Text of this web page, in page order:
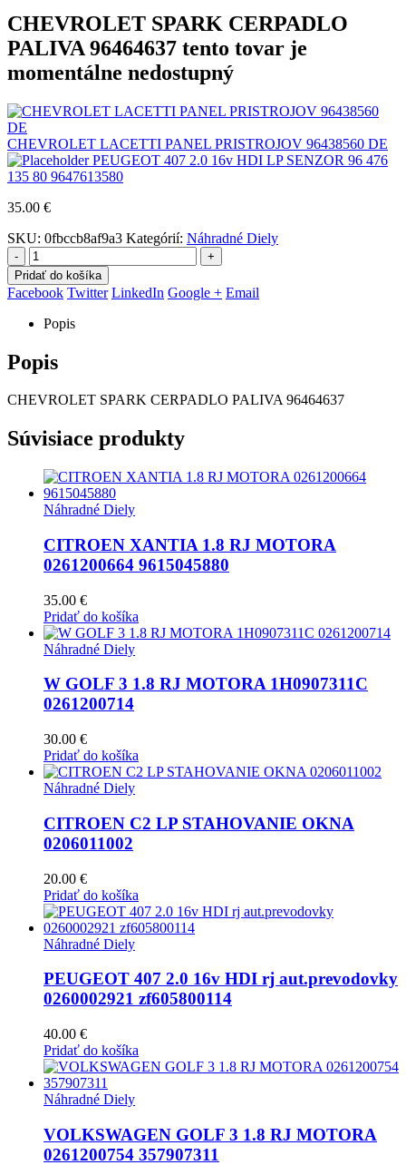
CHEVROLET SPARK CERPADLO
PALIVA 96464637 tento tovar je
momentálne nedostupný
CHEVROLET LACETTI PANEL PRISTROJOV 96438560 DE
PEUGEOT 407 2.0 16v HDI LP SENZOR 96 476
135 80 9647613580
35.00 €
SKU: 0fbccb8af9a3 Kategórií: Náhradné Diely
-
+
Pridať do košíka
Facebook Twitter LinkedIn Google + Email
Popis
Popis
CHEVROLET SPARK CERPADLO PALIVA 96464637
Súvisiace produkty
Náhradné Diely
CITROEN XANTIA 1.8 RJ MOTORA
0261200664 9615045880
35.00 €
Pridať do košíka
Náhradné Diely
W GOLF 3 1.8 RJ MOTORA 1H0907311C
0261200714
30.00 €
Pridať do košíka
Náhradné Diely
CITROEN C2 LP STAHOVANIE OKNA
0206011002
20.00 €
Pridať do košíka
Náhradné Diely
PEUGEOT 407 2.0 16v HDI rj aut.prevodovky
0260002921 zf605800114
40.00 €
Pridať do košíka
Náhradné Diely
VOLKSWAGEN GOLF 3 1.8 RJ MOTORA
0261200754 357907311